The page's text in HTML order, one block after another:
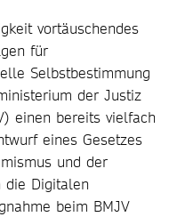
vortäuschendes
für
Selbstbestimmung
der Justiz
einen bereits vielfach
eines Gesetzes
und der
die Digitalen
beim BMJV